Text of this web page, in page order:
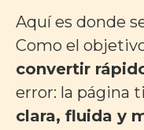
Aquí es donde
Como el
convertir
error: la página
clara, fluida y